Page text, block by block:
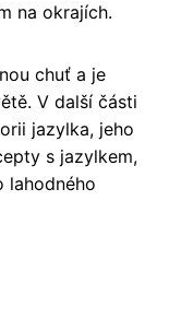
na okrajích.
chuť a je
V další části
jazylka, jeho
s jazylkem,
lahodného